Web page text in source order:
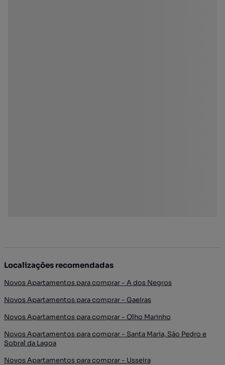
Localizações recomendadas
Novos Apartamentos para comprar - A dos Negros
Novos Apartamentos para comprar - Gaeiras
Novos Apartamentos para comprar - Olho Marinho
Novos Apartamentos para comprar - Santa Maria, São Pedro e
Sobral da Lagoa
Novos Apartamentos para comprar - Usseira